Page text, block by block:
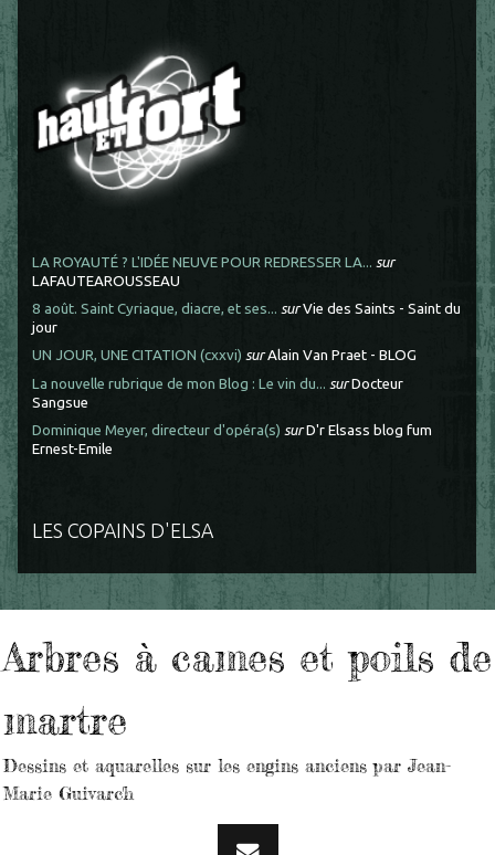
LA ROYAUTÉ ? L'IDÉE NEUVE POUR REDRESSER LA... sur
LAFAUTEAROUSSEAU
8 août. Saint Cyriaque, diacre, et ses... surVie des Saints - Saint du
jour
UN JOUR, UNE CITATION (cxxvi) surAlain Van Praet - BLOG
La nouvelle rubrique de mon Blog : Le vin du... surDocteur
Sangsue
Dominique Meyer, directeur d'opéra(s) surD'r Elsass blog fum
Ernest-Emile
LES COPAINS D'ELSA
Arbres à cames et poils de
martre
Dessins et aquarelles sur les engins anciens par Jean-
Marie Guivarc'h